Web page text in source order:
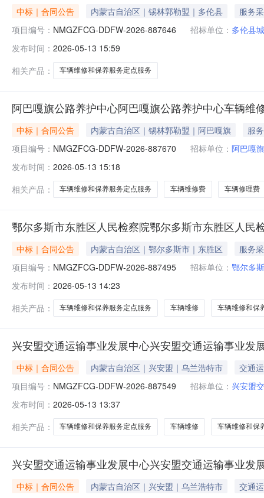
中标｜合同公告 内蒙古自治区｜锡林郭勒盟｜多伦县
服务
项目编号： NMGZFCG-DDFW-2026-887646 招标单位： 多伦县
发布时间： 2026-05-13 15:59
相关产品：
车辆维修和保养服务定点服务
阿巴嘎旗公路养护中心阿巴嘎旗公路养护中心车辆
中标｜合同公告 内蒙古自治区｜锡林郭勒盟｜阿巴嘎旗
服
项目编号： NMGZFCG-DDFW-2026-887670 招标单位： 阿巴嘎
发布时间： 2026-05-13 15:18
相关产品：
车辆维修和保养服务定点服务 车辆维修费 车辆修理费
鄂尔多斯市东胜区人民检察院鄂尔多斯市东胜区人
中标｜合同公告 内蒙古自治区｜鄂尔多斯市｜东胜区
服务
项目编号： NMGZFCG-DDFW-2026-887495 招标单位： 鄂尔多
发布时间： 2026-05-13 14:23
相关产品：
车辆维修和保养服务定点服务 车辆维修 车辆维修和保
兴安盟交通运输事业发展中心兴安盟交通运输事业
中标｜合同公告 内蒙古自治区｜兴安盟｜乌兰浩特市
交通
项目编号： NMGZFCG-DDFW-2026-887549 招标单位： 兴安盟
发布时间： 2026-05-13 13:37
相关产品：
车辆维修和保养服务定点服务 车辆维修 车辆维修和保
兴安盟交通运输事业发展中心兴安盟交通运输事业
中标｜合同公告 内蒙古自治区｜兴安盟｜乌兰浩特市
交通